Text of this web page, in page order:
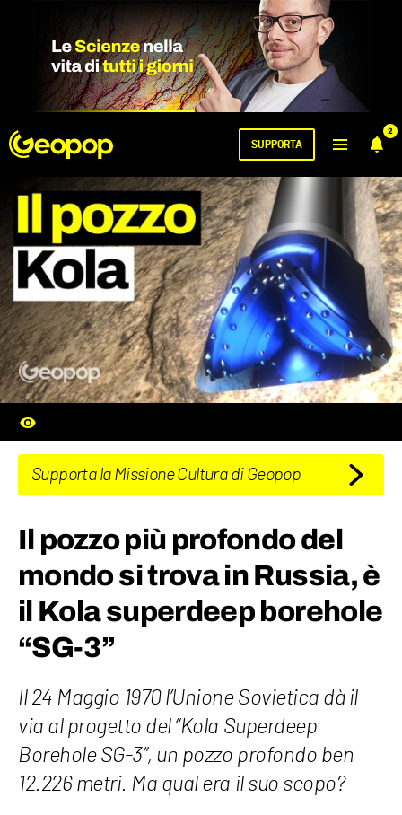
2
SUPPORTA
Supporta la Missione Cultura di Geopop
Il pozzo più profondo del
mondo si trova in Russia, è
il Kola superdeep borehole
“SG-3”
Il 24 Maggio 1970 l’Unione Sovietica dà il
via al progetto del “Kola Superdeep
Borehole SG-3”, un pozzo profondo ben
12.226 metri. Ma qual era il suo scopo?